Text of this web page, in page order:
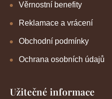
Věrnostní benefity
Reklamace a vrácení
Obchodní podmínky
Ochrana osobních údajů
Užitečné informace